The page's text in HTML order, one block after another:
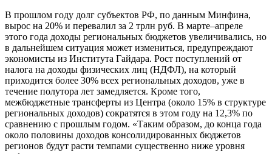
В прошлом году долг субъектов РФ, по данным Минфина,
вырос на 20% и перевалил за 2 трлн руб. В марте–апреле
этого года доходы региональных бюджетов увеличивались, но
в дальнейшем ситуация может измениться, предупреждают
экономисты из Института Гайдара. Рост поступлений от
налога на доходы физических лиц (НДФЛ), на который
приходится более 30% всех региональных доходов, уже в
течение полутора лет замедляется. Кроме того,
межбюджетные трансферты из Центра (около 15% в структуре
региональных доходов) сократятся в этом году на 12,3% по
сравнению с прошлым годом. «Таким образом, до конца года
около половины доходов консолидированных бюджетов
регионов будут расти темпами существенно ниже уровня